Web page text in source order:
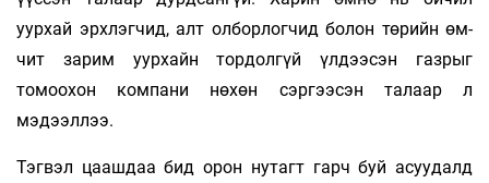
уурхай эрх­лэгчид, алт олборлогчид болон төрийн өм­
чит зарим уурхайн тордолгүй үлдээсэн газ­рыг
томоохон компани нөхөн сэргээсэн талаар л
мэдээллээ.
Тэгвэл цаашдаа бид орон нутагт гарч буй асуудалд